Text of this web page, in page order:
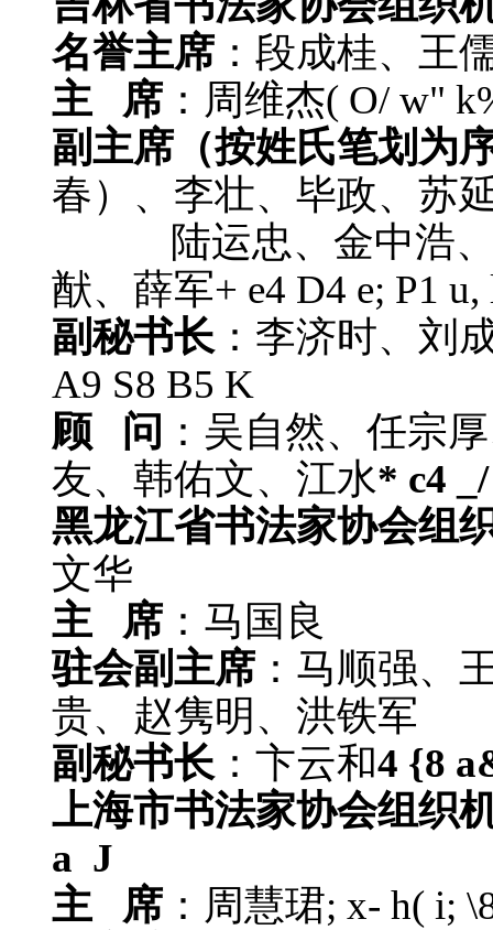
名誉主席 ：段成桂、王
主 席 ：周维杰( O/ w"
副主席（按姓氏笔划为
春）、李壮、毕政、苏
陆运忠、金中浩、
猷、薛军+ e4 D4 e; P1 u,
副秘书长 ：李济时、刘
A9 S8 B5 K
顾 问 ：吴自然、任宗
友、韩佑文、江水* c4
黑龙江省书法家协会组
文华
主 席 ：马国良
驻会副主席 ：马顺强、
贵、赵隽明、洪铁军
副秘书长 ：卞云和4 {8
上海市书法家协会组织
a J
主 席 ：周慧珺; x- h( i;